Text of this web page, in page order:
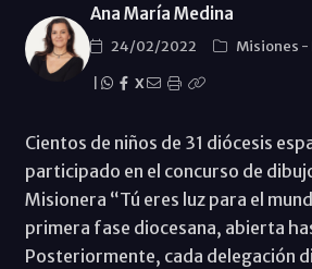
Ana María Medina
24/02/2022 Misiones -
X
Cientos de niños de 31 diócesis
participado en el concurso de
Misionera “Tú eres luz para el
primera fase diocesana, abierta
Posteriormente, cada delegación